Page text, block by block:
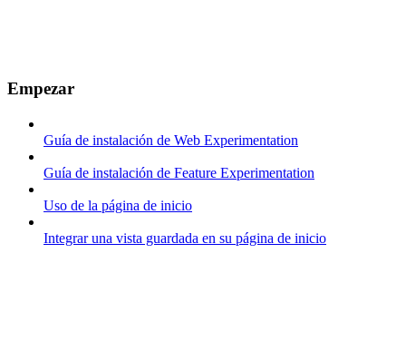
Empezar
Guía de instalación de Web Experimentation
Guía de instalación de Feature Experimentation
Uso de la página de inicio
Integrar una vista guardada en su página de inicio